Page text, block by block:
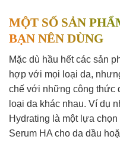
MỘT SỐ SẢN
BẠN NÊN DÙNG
Mặc dù hầu hết các sản
hợp với mọi loại da,
chế với những công thức
loại da khác nhau. Ví dụ
Hydrating là một lựa
Serum HA cho da dầu